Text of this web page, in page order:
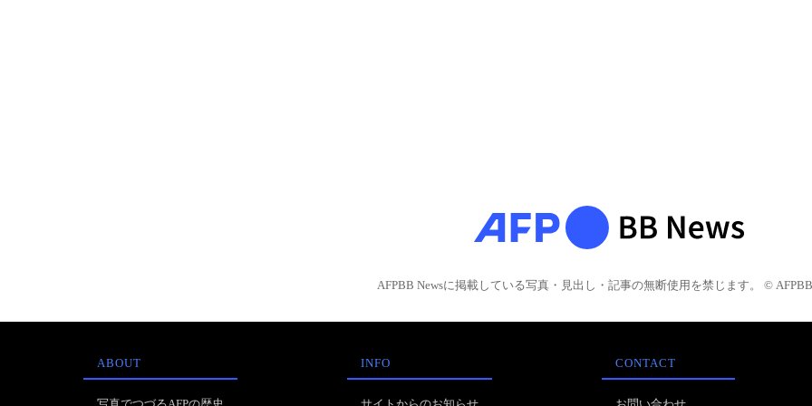
AFPBB Newsに掲載している写真・見出し・記事の無断使用を禁じます。 © AFPBB
ABOUT INFO CONTACT